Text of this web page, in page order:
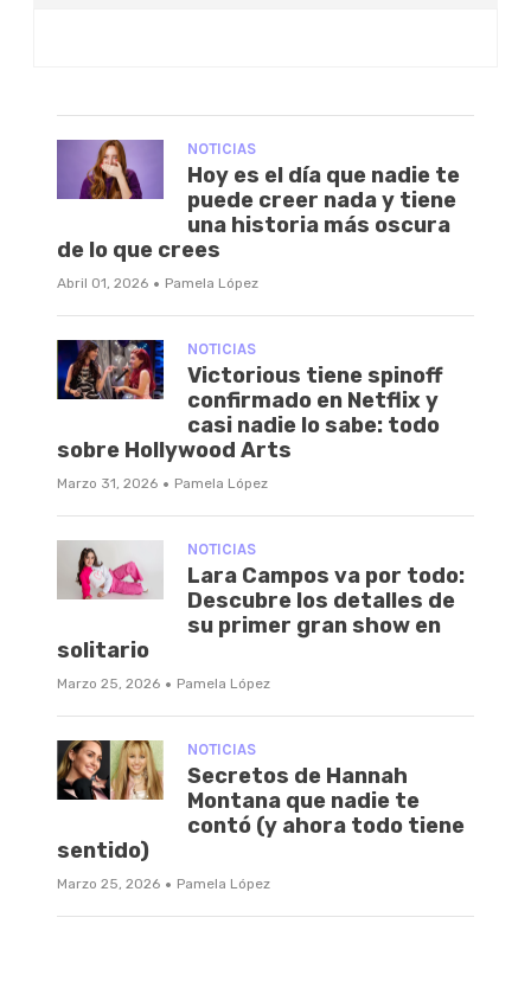
NOTICIAS
Hoy es el día que nadie te
puede creer nada y tiene
una historia más oscura
de lo que crees
Abril 01, 2026 · Pamela López
NOTICIAS
Victorious tiene spinoff
confirmado en Netflix y
casi nadie lo sabe: todo
sobre Hollywood Arts
Marzo 31, 2026 · Pamela López
NOTICIAS
Lara Campos va por todo:
Descubre los detalles de
su primer gran show en
solitario
Marzo 25, 2026 · Pamela López
NOTICIAS
Secretos de Hannah
Montana que nadie te
contó (y ahora todo tiene
sentido)
Marzo 25, 2026 · Pamela López